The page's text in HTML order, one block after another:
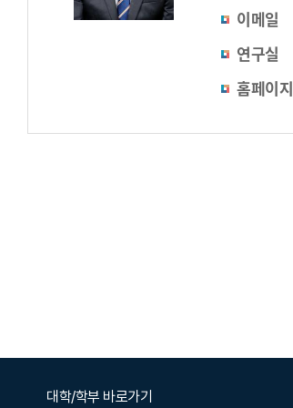
이메일
연구실
홈페이지
대학/학부 바로가기